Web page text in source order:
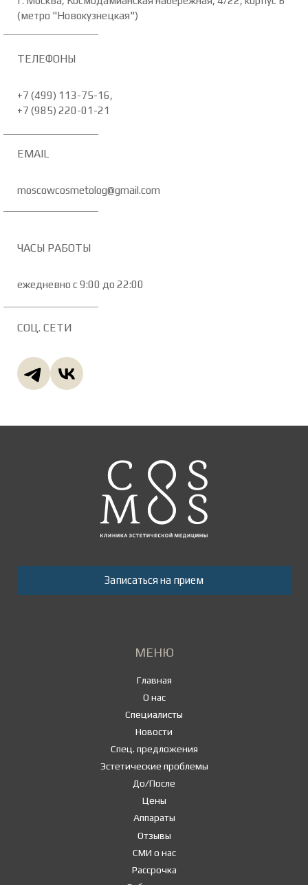
(метро "Новокузнецкая")
ТЕЛЕФОНЫ
+7 (499) 113-75-16,
+7 (985) 220-01-21
EMAIL
moscowcosmetolog@gmail.com
ЧАСЫ РАБОТЫ
ежедневно с 9:00 до 22:00
СОЦ. СЕТИ
Записаться на прием
МЕНЮ
Главная
О нас
Специалисты
Новости
Спец. предложения
Эстетические проблемы
До/После
Цены
Аппараты
Отзывы
СМИ о нас
Рассрочка